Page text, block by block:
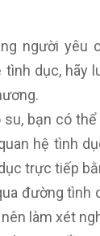
người yêu
dục, hãy
bạn có
hệ tình
trực tiếp
đường tình
làm xét